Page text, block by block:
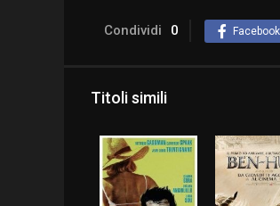
Condividi 0 Facebook
Titoli simili